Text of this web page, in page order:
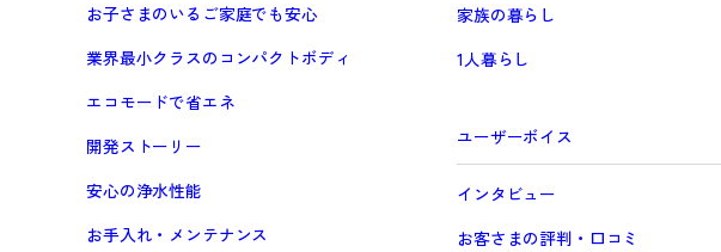
お子さまのいるご家庭でも安心
業界最小クラスのコンパクトボディ
エコモードで省エネ
開発ストーリー
安心の浄水性能
お手入れ・メンテナンス
家族の暮らし
1人暮らし
ユーザーボイス
インタビュー
お客さまの評判・口コミ